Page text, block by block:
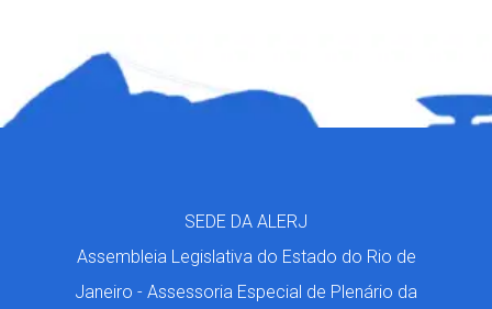
SEDE DA ALERJ
Assembleia Legislativa do Estado do Rio de
Janeiro - Assessoria Especial de Plenário da